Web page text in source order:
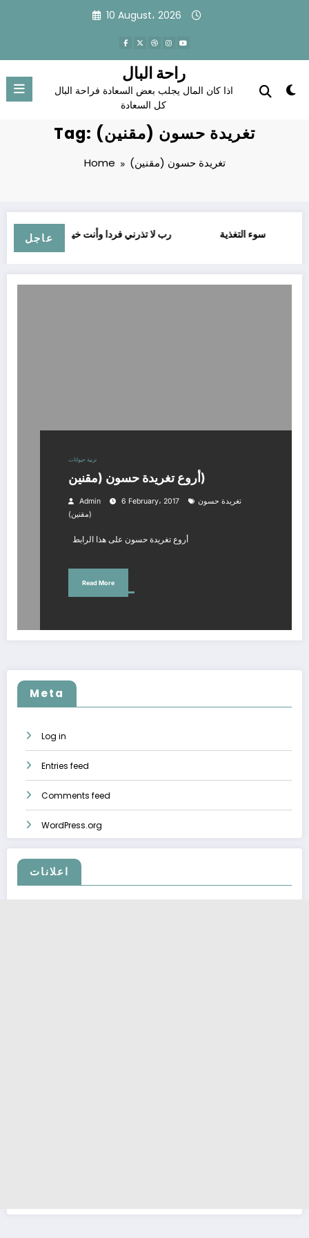
10 August، 2026
راحة البال
اذا كان المال يجلب بعض السعادة فراحة البال
كل السعادة
Tag: تغريدة حسون (مقنين)
Home تغريدة حسون (مقنين)
عاجل
ﺭﺏ ﻻ ﺗﺬﺭﻧﻲ ﻓﺮﺩﺍ ﻭﺃﻧﺖ ﺧﻴﺮُ ﺍﻟﻮﺍﺭﺛﻴﻦ سوء التغذية
تربية حيوانات
أروع تغريدة حسون (مقنين)
Admin 6 February، 2017
تغريدة حسون
(مقنين)
أروع تغريدة حسون على هذا الرابط
Read More
Meta
Log in
Entries feed
Comments feed
WordPress.org
اعلانات